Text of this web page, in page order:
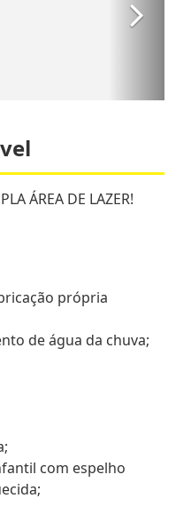
ÁREA DE LAZER!
própria
de água da chuva;
com espelho